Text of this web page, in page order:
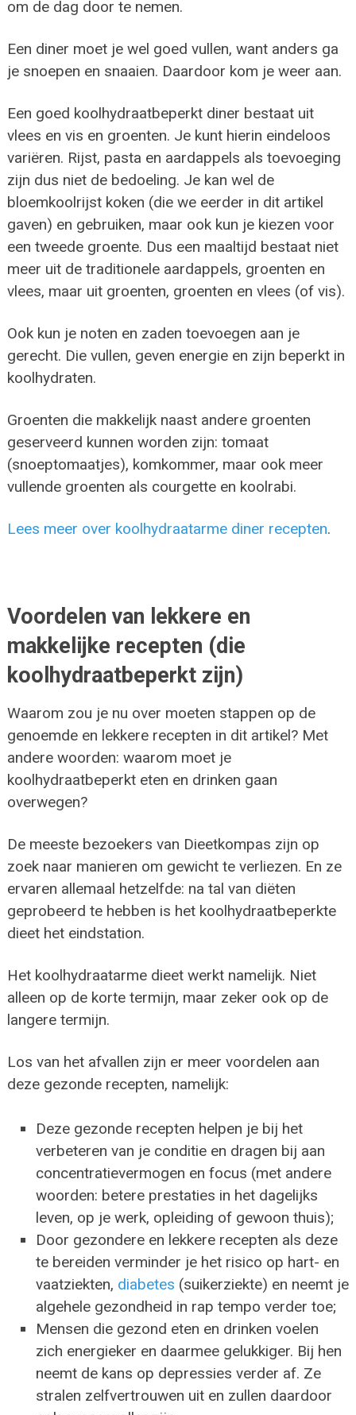
om de dag door te nemen.
Een diner moet je wel goed vullen, want anders ga
je snoepen en snaaien. Daardoor kom je weer aan.
Een goed koolhydraatbeperkt diner bestaat uit
vlees en vis en groenten. Je kunt hierin eindeloos
variëren. Rijst, pasta en aardappels als toevoeging
zijn dus niet de bedoeling. Je kan wel de
bloemkoolrijst koken (die we eerder in dit artikel
gaven) en gebruiken, maar ook kun je kiezen voor
een tweede groente. Dus een maaltijd bestaat niet
meer uit de traditionele aardappels, groenten en
vlees, maar uit groenten, groenten en vlees (of vis).
Ook kun je noten en zaden toevoegen aan je
gerecht. Die vullen, geven energie en zijn beperkt in
koolhydraten.
Groenten die makkelijk naast andere groenten
geserveerd kunnen worden zijn: tomaat
(snoeptomaatjes), komkommer, maar ook meer
vullende groenten als courgette en koolrabi.
Lees meer over koolhydraatarme diner recepten.
Voordelen van lekkere en
makkelijke recepten (die
koolhydraatbeperkt zijn)
Waarom zou je nu over moeten stappen op de
genoemde en lekkere recepten in dit artikel? Met
andere woorden: waarom moet je
koolhydraatbeperkt eten en drinken gaan
overwegen?
De meeste bezoekers van Dieetkompas zijn op
zoek naar manieren om gewicht te verliezen. En ze
ervaren allemaal hetzelfde: na tal van diëten
geprobeerd te hebben is het koolhydraatbeperkte
dieet het eindstation.
Het koolhydraatarme dieet werkt namelijk. Niet
alleen op de korte termijn, maar zeker ook op de
langere termijn.
Los van het afvallen zijn er meer voordelen aan
deze gezonde recepten, namelijk:
Deze gezonde recepten helpen je bij het
verbeteren van je conditie en dragen bij aan
concentratievermogen en focus (met andere
woorden: betere prestaties in het dagelijks
leven, op je werk, opleiding of gewoon thuis);
Door gezondere en lekkere recepten als deze
te bereiden verminder je het risico op hart- en
vaatziekten, diabetes (suikerziekte) en neemt je
algehele gezondheid in rap tempo verder toe;
Mensen die gezond eten en drinken voelen
zich energieker en daarmee gelukkiger. Bij hen
neemt de kans op depressies verder af. Ze
stralen zelfvertrouwen uit en zullen daardoor